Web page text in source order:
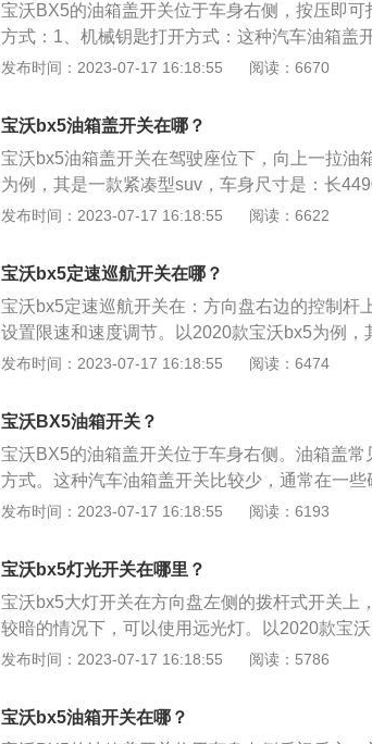
日常用车的需求。2、宝沃BX5配备的1.4T涡轮
能、高舒适性、低油耗和低排放的特点，其缸内
增压使得这款车的动力表现非常不错，能够充分
宝沃BX5的油箱盖开关位于车身右侧，按压即
方式：1、机械钥匙打开方式：这种汽车油箱盖
野车上能见到，现在家用车不会用到机械钥匙打
当然要更加方便。车内开关在不同车型有不同位
上，有的会在左前门门板上或者中控台上，标
注意，车内开关很容易让车主忘记熄火就加油
得一定要熄火。3、按压式开启方式：按压式开
种，车主只需将车停好后加油员直接来加油即可
发布时间：2023-07-17 16:18:55 阅读：6670
宝沃bx5油箱盖开关在哪？
宝沃bx5油箱盖开关在驾驶座位下，向上一拉油
为例，其是一款紧凑型suv，车身尺寸是：长
m，轴距为2685mm，整备质量为1525kg。
是150ps，最大扭矩是250nm，最大功率是
发布时间：2023-07-17 16:18:55 阅读：6622
宝沃bx5定速巡航开关在哪？
宝沃bx5定速巡航开关在：方向盘右边的控制杆
设置限速和速度调节。以2020款宝沃bx5为例，
长4490mm、宽1877mm、高1675mm，轴距为
独立悬架，其搭载了2.0l涡轮增压发动机，最大
w，最大扭矩是250nm，与其匹配的是6挡手自一
发布时间：2023-07-17 16:18:55 阅读：6474
宝沃BX5油箱开关？
宝沃BX5的油箱盖开关位于车身右侧。油箱盖
方式。这种汽车油箱盖开关比较少，通常在一
车不会用到机械钥匙打开，因为使用起来相对复
在不同车型有不同位置，有的会在驾驶座左侧地
者中控台上，标识都是一个加油机的样式。不
忘记熄火就加油的情况，所以车主要留意加油
启方式。按压式开启油箱门是目前最为方便的
直接来加油即可。不过车主在不是停车加油的时
开关只需要在车辆解锁情况下按压油箱盖即可打
发布时间：2023-07-17 16:18:55 阅读：6193
宝沃bx5灯光开关在哪里？
宝沃bx5大灯开关在方向盘左侧的拨杆式开关上
较暗的情况下，可以使用远光灯。以2020款宝
身尺寸是：长4490mm、宽1877mm、高
是110kw，最大扭矩是250nm，与其匹配的是6
弗逊式独立悬架，后悬架是多连杆式独立悬架。
发布时间：2023-07-17 16:18:55 阅读：5786
宝沃bx5油箱开关在哪？